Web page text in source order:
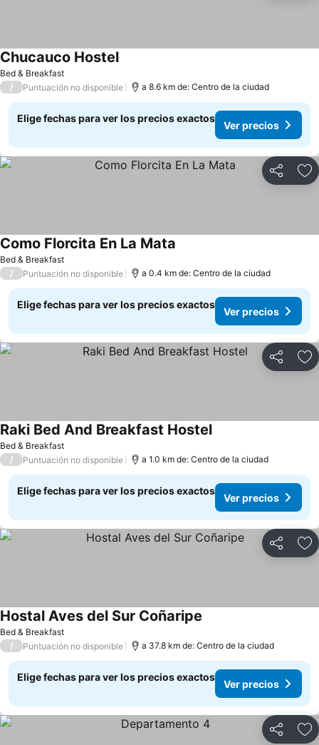
Bed & Breakfast
Chucauco HostelVer precios
/ Puntuación no disponible a 8.6 km de: Centro de la ciudad
Elige fechas para ver los precios exactos
Ver precios
Compartir
Bed & Breakfast
Como Florcita En La Mata
/ Puntuación no disponible a 0.4 km de: Centro de la ciudad
Elige fechas para ver los precios exactos
Ver precios
Compartir
Bed & Breakfast
Raki Bed And Breakfast HostelVer precios
/ Puntuación no disponible a 1.0 km de: Centro de la ciudad
Elige fechas para ver los precios exactos
Ver precios
Compartir
Bed & Breakfast
Hostal Aves del Sur Coñaripe
/ Puntuación no disponible a 37.8 km de: Centro de la ciudad
Elige fechas para ver los precios exactos
Ver precios
Compartir